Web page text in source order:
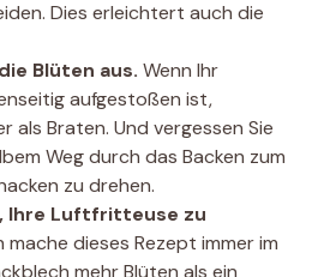
Dies erleichtert auch die
Blüten aus. Wenn Ihr
aufgestoßen ist,
als Braten. Und vergessen Sie
Weg durch das Backen zum
zu drehen.
Ihre Luftfritteuse zu
mache dieses Rezept immer im
mehr Blüten als ein